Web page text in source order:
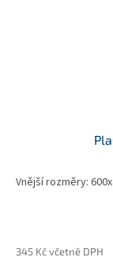
Vnější rozměry:
345 Kč včetně DPH